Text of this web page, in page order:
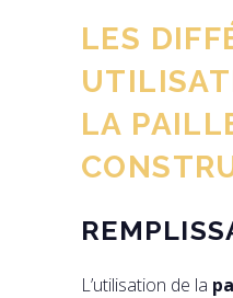
LES
LA
L’utilisation de la